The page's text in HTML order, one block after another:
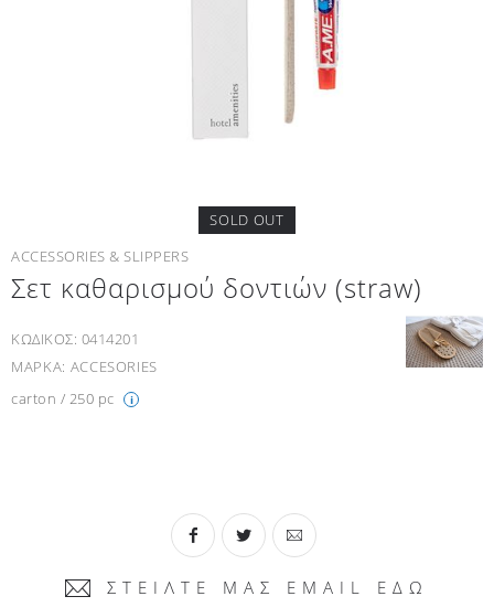
SOLD OUT
ACCESSORIES & SLIPPERS
Σετ καθαρισμού δοντιών (straw)
ΚΩΔΙΚΟΣ: 0414201
ΜΑΡΚΑ: ACCESORIES
carton / 250 pc
i
ΣΤΕΙΛΤΕ ΜΑΣ EMAIL ΕΔΩ